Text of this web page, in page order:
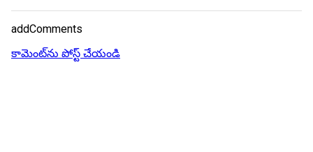
addComments
కామెంట్‌ను పోస్ట్ చేయండి